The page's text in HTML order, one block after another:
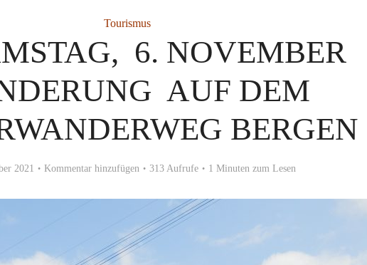
Tourismus
6. NOVEMBER
AUF DEM
BERGEN
2021 Kommentar hinzufügen 313 Aufrufe 1 Minuten zum Lesen